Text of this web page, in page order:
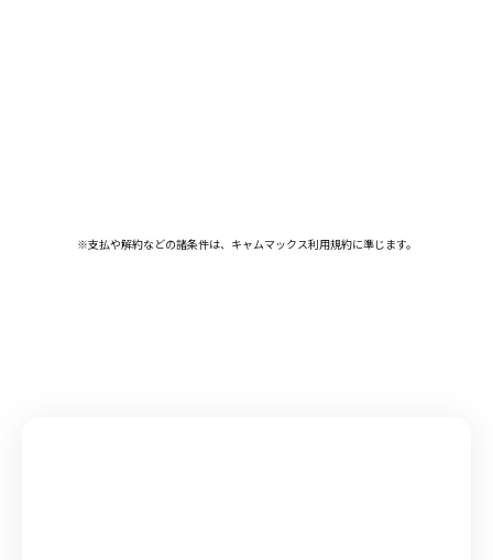
※支払や解約などの諸条件は、キャムマックス利用規約に準じます。